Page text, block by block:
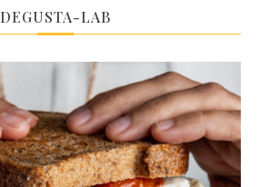
DEGUSTA-LAB